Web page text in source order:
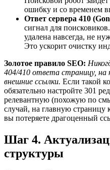
ошибку и со временем
Ответ сервера 410
сигнал для
удалена навсегда, не
Это ускорит очистку
Золотое правило SEO:
404/410 ответа страницу, на
внешние ссылки. Если такой
обязательно настройте 301
релевантную (похожую по
случай, на главную страницу
вы потеряете драгоценный
Шаг 4.
структуры